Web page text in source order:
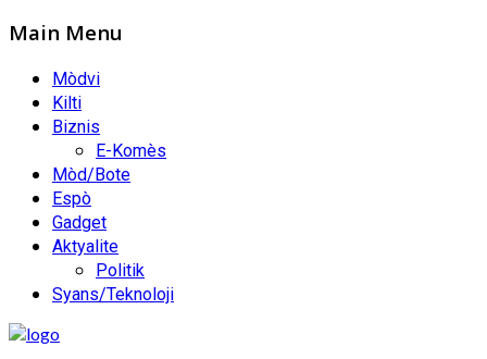
Main Menu
Mòdvi
Kilti
Biznis
E-Komès
Mòd/Bote
Espò
Gadget
Aktyalite
Politik
Syans/Teknoloji